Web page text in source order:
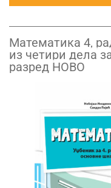
Математика 4,
из четири дела
разред НОВО